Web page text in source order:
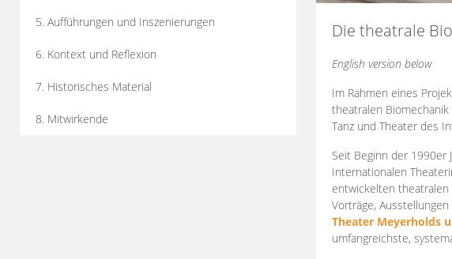
5. Aufführungen und Inszenierungen
6. Kontext und Reflexion
7. Historisches Material
8. Mitwirkende
Die theatrale
English version below
Im Rahmen eines
theatralen
Tanz und Theater des
Seit Beginn der 1990er
Internationalen
entwickelten theatralen
Vorträge,
Theater Meyerholds
umfangreichste,